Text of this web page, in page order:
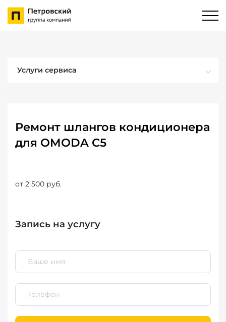
Услуги сервиса
Ремонт шлангов кондиционера
для OMODA C5
от 2 500 руб.
Запись на услугу